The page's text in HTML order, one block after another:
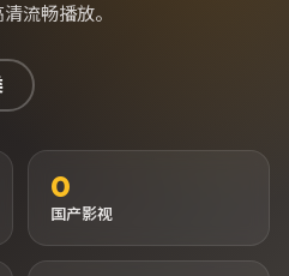
流畅播放。
0
国产影视